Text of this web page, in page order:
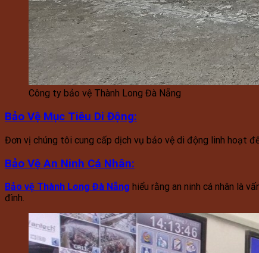
Công ty bảo vệ Thành Long Đà Nẵng
Bảo Vệ Mục Tiêu Di Động:
Đơn vị chúng tôi cung cấp dịch vụ bảo vệ di động linh hoạt
Bảo Vệ An Ninh Cá Nhân:
Bảo vệ Thành Long Đà Nẵng hiểu rằng an ninh cá nhân là
đình.